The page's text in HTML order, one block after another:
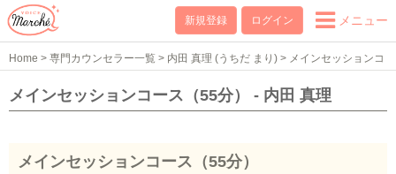
新規登録 ログイン メニュー
Home > 専門カウンセラー一覧 > 内田 真理 (うちだ まり) > メインセッションコ
ース（55分）
メインセッションコース（55分） - 内田 真理
メインセッションコース（55分）